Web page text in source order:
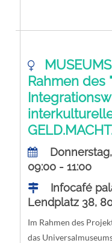
Rahmen des
09:00 - 11:00
Infocafé
Lendplatz 38,
Im Rahmen des
das